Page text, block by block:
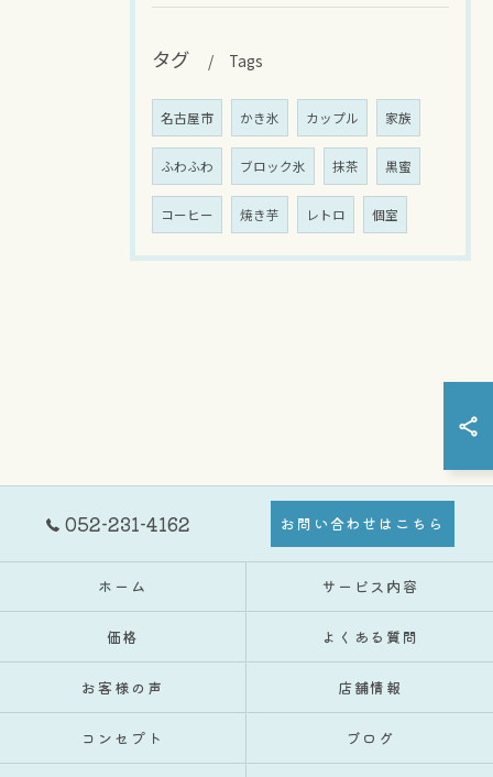
タグ Tags
名古屋市 かき氷 カップル 家族
ふわふわ ブロック氷 抹茶 黒蜜
コーヒー 焼き芋 レトロ 個室
052-231-4162 お問い合わせはこちら
ホーム サービス内容
価格 よくある質問
お客様の声 店舗情報
コンセプト ブログ